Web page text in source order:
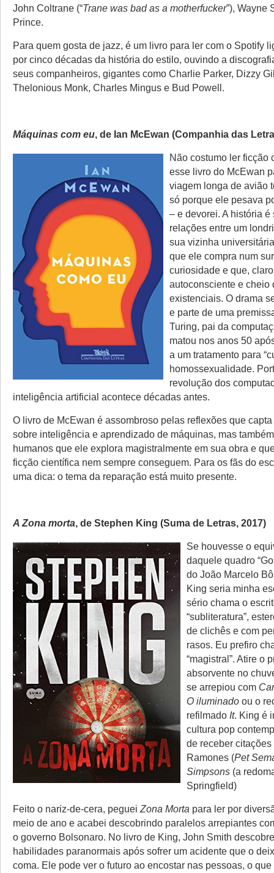
John Coltrane (“Trane was bad as a motherfucker”), Wayne
Prince.
Para quem gosta de jazz, é um livro para ler com o Spotify
por cinco décadas da história do estilo, ouvindo a
seus companheiros, gigantes como Charlie Parker, Dizzy
Thelonious Monk, Charles Mingus e Bud Powell.
Máquinas com eu, de Ian McEwan (Companhia das
Não costumo ler ficção
esse livro do McEwan
viagem longa de avião
só porque ele pesava
– e devorei. A história é
relações entre um
sua vizinha
que ele compra num
curiosidade e que,
autoconsciente e cheio
existenciais. O drama
e parte de uma
Turing, pai da
matou nos anos 50
a um tratamento para
homossexualidade.
revolução dos
inteligência artificial acontece décadas antes.
O livro de McEwan é assombroso pelas reflexões que
sobre inteligência e aprendizado de máquinas, mas
humanos que ele explora magistralmente em sua obra e
ficção científica nem sempre conseguem. Para os fãs do
uma dica: o tema da reparação está muito presente.
A Zona morta, de Stephen King (Suma de Letras, 2017)
Se houvesse o
daquele quadro
do João Marcelo
King seria minha
sério chama o
“subliteratura”,
de clichês e com
rasos. Eu prefiro
“magistral”. Atire o
absorvente no
se arrepiou com
O iluminado ou o
refilmado It. King é
cultura pop
de receber
Ramones (Pet
Simpsons (a
Springfield)
Feito o nariz-de-cera, peguei Zona Morta para ler por
meio de ano e acabei descobrindo paralelos arrepiantes
o governo Bolsonaro. No livro de King, John Smith
habilidades paranormais após sofrer um acidente que o
coma. Ele pode ver o futuro ao encostar nas pessoas, o que